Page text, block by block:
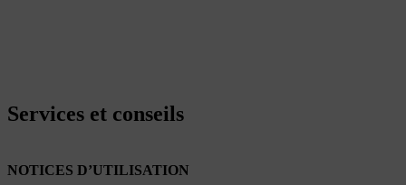
Services et conseils
NOTICES D’UTILISATION